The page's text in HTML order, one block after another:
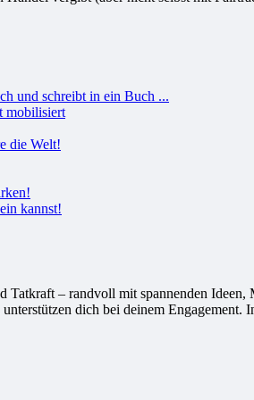
mobilisiert
kannst!
– randvoll mit spannenden Ideen,
dich bei deinem